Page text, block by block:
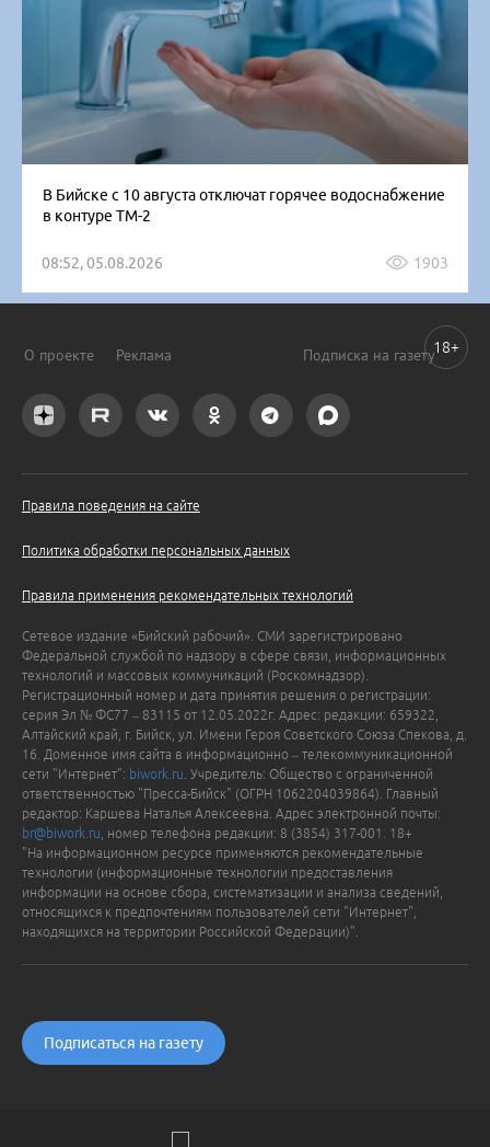
В Бийске с 10 августа отключат горячее водоснабжение
в контуре ТМ-2
08:52, 05.08.2026 1903
О проекте Реклама Подписка на газету
Правила поведения на сайте
Политика обработки персональных данных
Правила применения рекомендательных технологий
Сетевое издание «Бийский рабочий». СМИ зарегистрировано
Федеральной службой по надзору в сфере связи, информационных
технологий и массовых коммуникаций (Роскомнадзор).
Регистрационный номер и дата принятия решения о регистрации:
серия Эл № ФС77 – 83115 от 12.05.2022г. Адрес: редакции: 659322,
Алтайский край, г. Бийск, ул. Имени Героя Советского Союза Спекова, д.
16. Доменное имя сайта в информационно – телекоммуникационной
сети "Интернет": biwork.ru . Учредитель: Общество с ограниченной
ответственностью "Пресса-Бийск" (ОГРН 1062204039864). Главный
редактор: Каршева Наталья Алексеевна. Адрес электронной почты:
br@biwork.ru , номер телефона редакции: 8 (3854) 317-001. 18+
"На информационном ресурсе применяются рекомендательные
технологии (информационные технологии предоставления
информации на основе сбора, систематизации и анализа сведений,
относящихся к предпочтениям пользователей сети "Интернет",
находящихся на территории Российской Федерации)".
Подписаться на газету
18+